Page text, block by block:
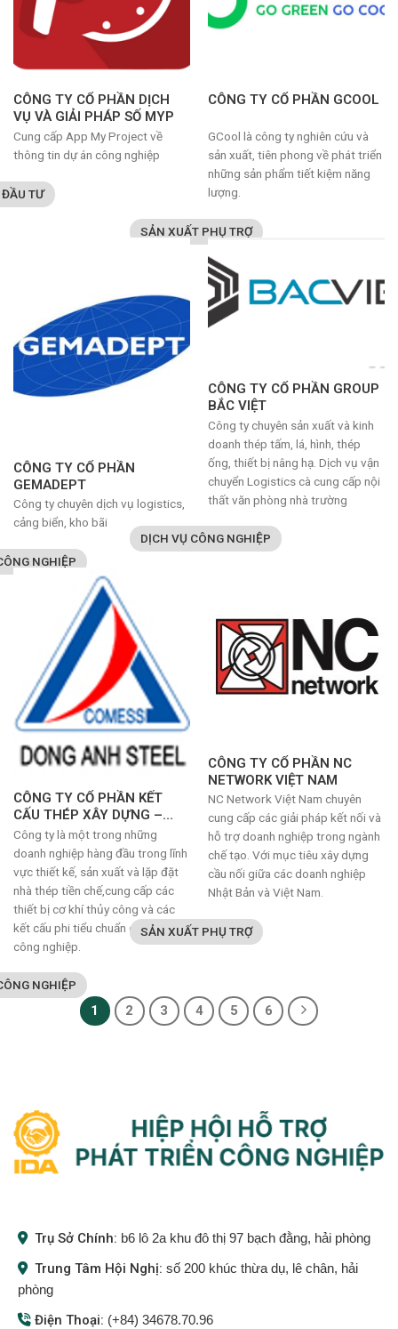
CÔNG TY CỔ PHẦN DỊCH
VỤ VÀ GIẢI PHÁP SỐ MYP
ĐẦU TƯ
Cung cấp App My Project về
thông tin dự án công nghiệp
CÔNG TY CỔ PHẦN GCOOL
SẢN XUẤT PHỤ TRỢ
GCool là công ty nghiên cứu và
sản xuất, tiên phong về phát triển
những sản phẩm tiết kiệm năng
lượng.
CÔNG TY CỔ PHẦN
GEMADEPT
NGHIỆP
Công ty chuyên dịch vụ logistics,
cảng biển, kho bãi
CÔNG TY CỔ PHẦN GROUP
BẮC VIỆT
DỊCH VỤ CÔNG NGHIỆP
Công ty chuyên sản xuất và kinh
doanh thép tấm, lá, hình, thép
ống, thiết bị nâng hạ. Dịch vụ vận
chuyển Logistics cà cung cấp nội
thất văn phòng nhà trường
CÔNG TY CỔ PHẦN KẾT
CẤU THÉP XÂY DỰNG –
COMESS
NGHIỆP
Công ty là một trong những
doanh nghiệp hàng đầu trong lĩnh
vực thiết kế, sản xuất và lặp đặt
nhà thép tiền chế,cung cấp các
thiết bị cơ khí thủy công và các
kết cấu phi tiểu chuẩn cho ngành
công nghiệp.
CÔNG TY CỔ PHẦN NC
NETWORK VIỆT NAM
SẢN XUẤT PHỤ TRỢ
NC Network Việt Nam chuyên
cung cấp các giải pháp kết nối và
hỗ trợ doanh nghiệp trong ngành
chế tạo. Với mục tiêu xây dựng
cầu nối giữa các doanh nghiệp
Nhật Bản và Việt Nam.
1 2 3 4 5 6
Trụ Sở Chính: b6 lô 2a khu đô thị 97 bạch đằng, hải phòng
Trung Tâm Hội Nghị: số 200 khúc thừa dụ, lê chân, hải
phòng
Điện Thoại: (+84) 34678.70.96